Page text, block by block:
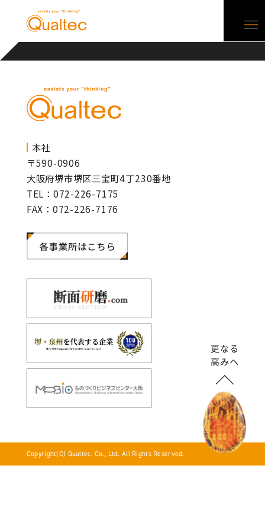
本社
〒590-0906
大阪府堺市堺区三宝町4丁230番地
TEL：072-226-7175
FAX：072-226-7176
Copyright(C) Qualtec. Co., Ltd. All Rights Reserved.